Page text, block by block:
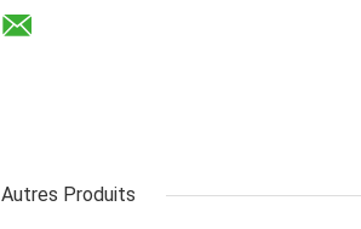
Autres Produits